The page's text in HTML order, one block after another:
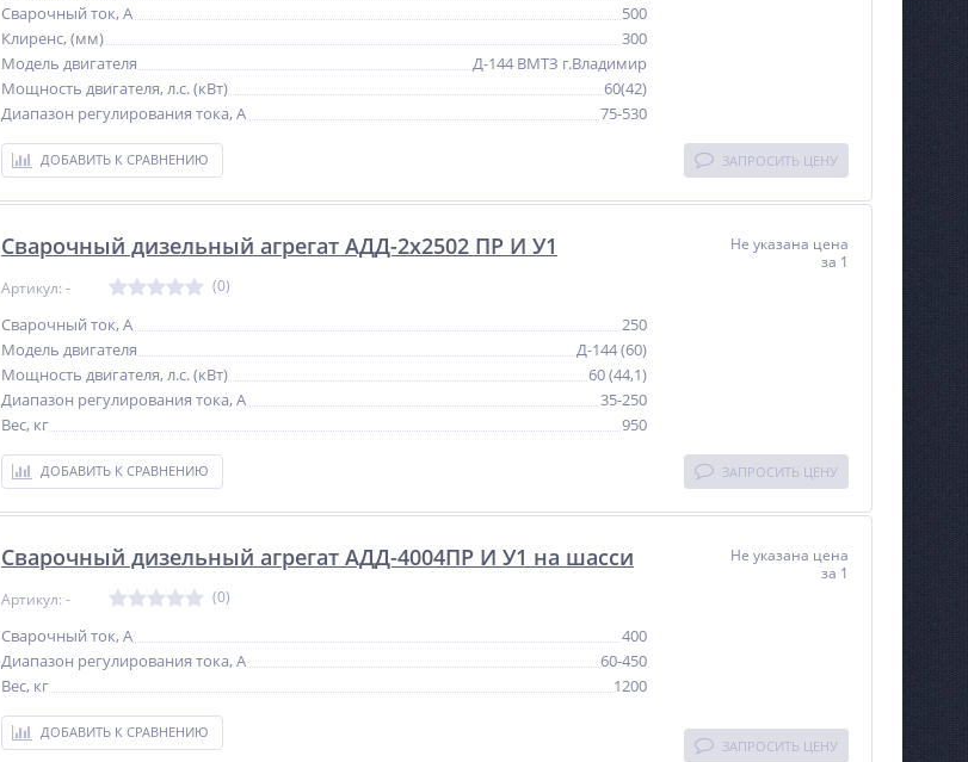
Сварочный ток, А
500
Клиренс, (мм)
300
Модель двигателя
Д-144 ВМТЗ г.Владимир
Мощность двигателя, л.с. (кВт)
60(42)
Диапазон регулирования тока, А
75-530
ДОБАВИТЬ К СРАВНЕНИЮ ЗАПРОСИТЬ ЦЕНУ
Сварочный дизельный агрегат АДД-2x2502 ПР И У1
Артикул: - (0)
Сварочный ток, А
250
Модель двигателя
Д-144 (60)
Мощность двигателя, л.с. (кВт)
60 (44,1)
Диапазон регулирования тока, А
35-250
Вес, кг
950
ДОБАВИТЬ К СРАВНЕНИЮ
Не указана цена
за 1
ЗАПРОСИТЬ ЦЕНУ
Сварочный дизельный агрегат АДД-4004ПР И У1 на шасси
Артикул: - (0)
Сварочный ток, А
400
Диапазон регулирования тока, А
60-450
Вес, кг
1200
ДОБАВИТЬ К СРАВНЕНИЮ
Не указана цена
за 1
ЗАПРОСИТЬ ЦЕНУ